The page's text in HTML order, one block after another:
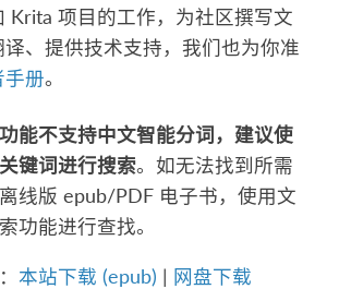
Krita 项目的工作，为社区撰写文
、提供技术支持，我们也为你准
手册。
能不支持中文智能分词，建议使
键词进行搜索。如无法找到所需
线版 epub/PDF 电子书，使用文
功能进行查找。
本站下载 (epub) | 网盘下载